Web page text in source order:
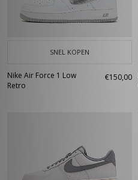
SNEL KOPEN
Nike Air Force 1 Low
Retro
€150,00